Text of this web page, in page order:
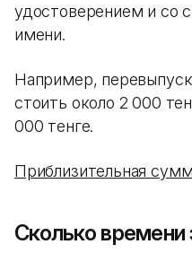
удостоверением и со
имени.
Например,
стоить около 2 000
000 тенге.
Приблизительная
Сколько времени